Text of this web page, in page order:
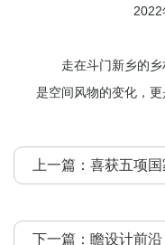
2022
走在斗门新乡的
是空间风物的变化，
上一篇： 喜获五项
下一篇： 瞻设计前沿